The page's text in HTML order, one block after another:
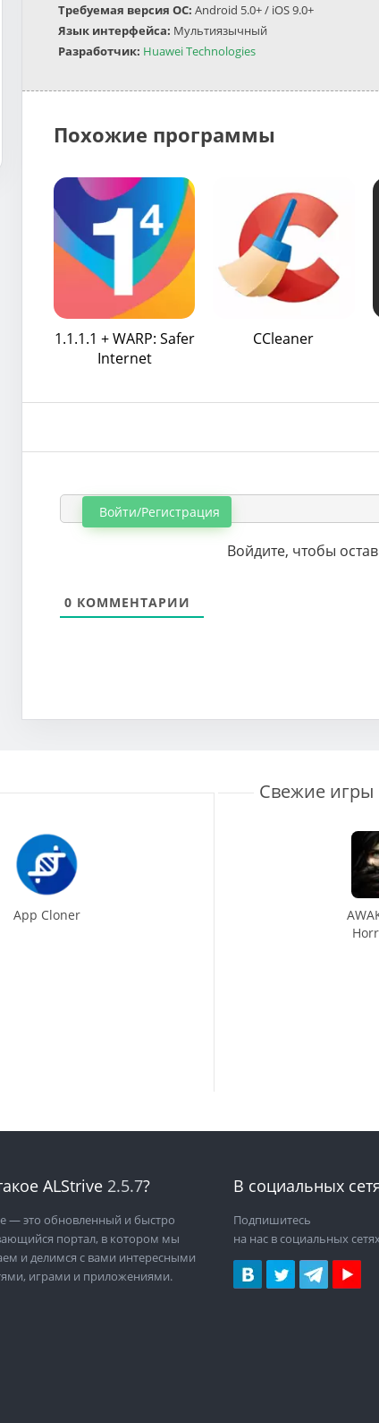
Требуемая версия ОС: Android 5.0+ / iOS 9.0+
Язык интерфейса: Мультиязычный
Разработчик: Huawei Technologies
Похожие программы
1.1.1.1 + WARP: Safer
Internet
CCleaner
Войти/Регистрация
Войдите, чтобы
0 КОММЕНТАРИИ
App Cloner
Свежие игры
ALStrive 2.5.7?
— это обновленный и быстро
портал, в котором мы
и делимся с вами интересными
играми и приложениями.
В социальных
Подпишитесь
на нас в социальных